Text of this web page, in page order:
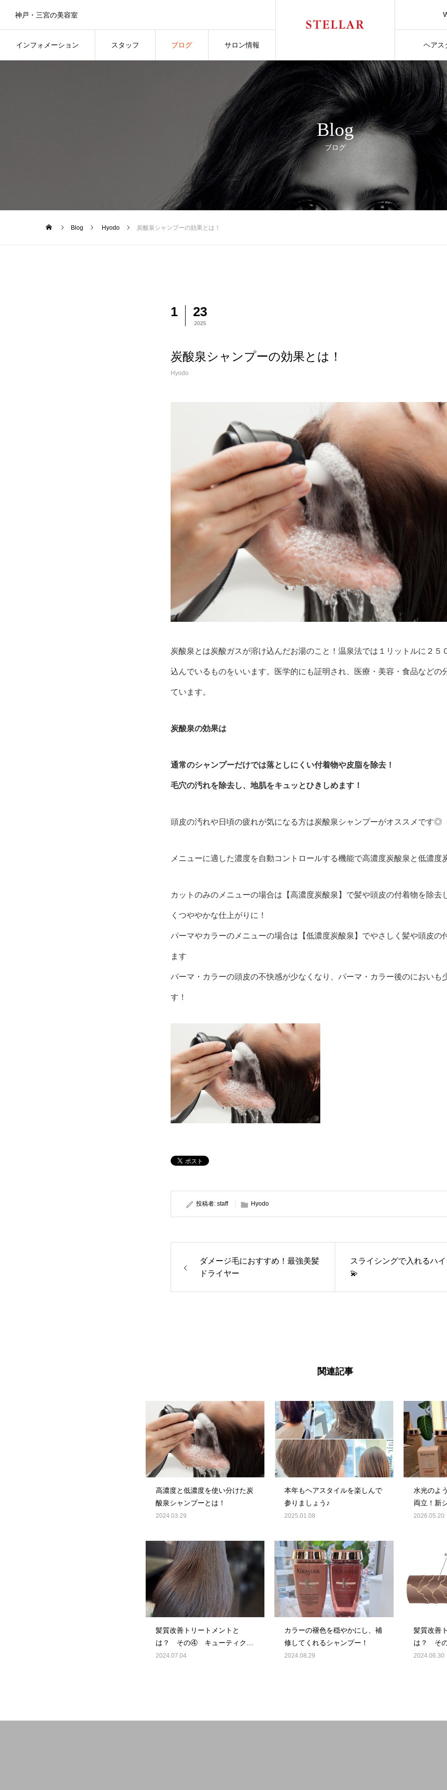
インフォメーション スタッフ ブログ サロン情報 ヘアス
神戸・三宮の美容室
Blog
ブログ
Blog Hyodo 炭酸泉シャンプーの効果とは！
1 23
2025
炭酸泉シャンプーの効果とは！
Hyodo
炭酸泉とは炭酸ガスが溶け込んだお湯のこと！温泉法では１リットルに２５
込んでいるものをいいます。医学的にも証明され、医療・美容・食品などの
ています。
炭酸泉の効果は
通常のシャンプーだけでは落としにくい付着物や皮脂を除去！
毛穴の汚れを除去し、地肌をキュッとひきしめます！
頭皮の汚れや日頃の疲れが気になる方は炭酸泉シャンプーがオススメです◎
メニューに適した濃度を自動コントロールする機能で高濃度炭酸泉と低濃度
カットのみのメニューの場合は【高濃度炭酸泉】で髪や頭皮の付着物を除去
くつややかな仕上がりに！
パーマやカラーのメニューの場合は【低濃度炭酸泉】でやさしく髪や頭皮の
ます
パーマ・カラーの頭皮の不快感が少なくなり、パーマ・カラー後のにおいも
す！
投稿者: staff Hyodo
ダメージ毛におすすめ！最強美髪
ドライヤー
スライシングで入れるハ
💫
関連記事
高濃度と低濃度を使い分けた炭
酸泉シャンプーとは！
2024.03.29
本年もヘアスタイルを楽しんで
参りましょう♪
2025.01.08
水光のよ
両立！新
ソリュ★
2026.05.20
髪質改善トリートメントと
は？ その④ キューティクル
補修！
2024.07.04
カラーの褪色を穏やかにし、補
修してくれるシャンプー！
2024.08.29
髪質改善
は？ そ
コルテッ
2024.06.30